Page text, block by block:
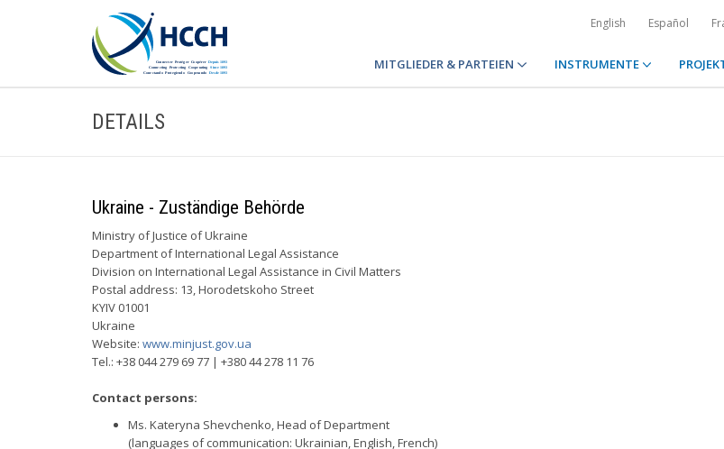
English Español
MITGLIEDER & PARTEIEN INSTRUMENTE
DETAILS
Ukraine - Zuständige Behörde
Ministry of Justice of Ukraine
Department of International Legal Assistance
Division on International Legal Assistance in Civil Matters
Postal address: 13, Horodetskoho Street
KYIV 01001
Ukraine
Website: www.minjust.gov.ua
Tel.: +38 044 279 69 77 | +380 44 278 11 76
Contact persons:
Ms. Kateryna Shevchenko, Head of Department
(languages of communication: Ukrainian, English, French)